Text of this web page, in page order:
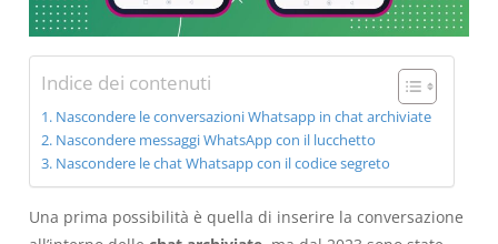
Indice dei contenuti
Nascondere le conversazioni Whatsapp in chat archiviate
Nascondere messaggi WhatsApp con il lucchetto
Nascondere le chat Whatsapp con il codice segreto
Una prima possibilità è quella di inserire la conversazione